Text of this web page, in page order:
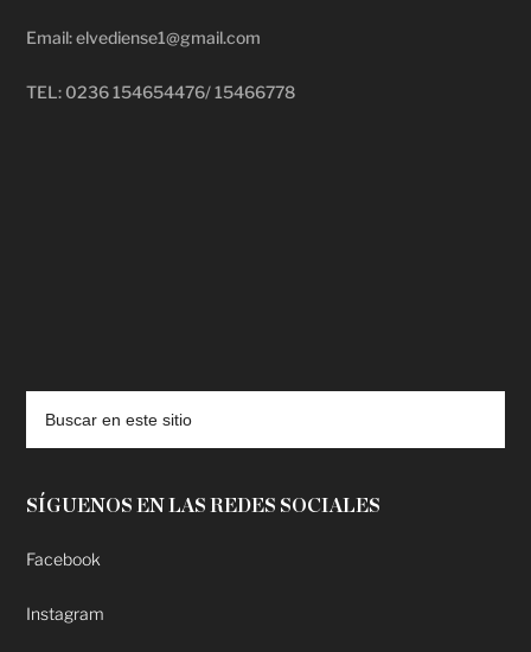
Email: elvediense1@gmail.com
TEL: 0236 154654476/ 15466778
SÍGUENOS EN LAS REDES SOCIALES
Facebook
Instagram